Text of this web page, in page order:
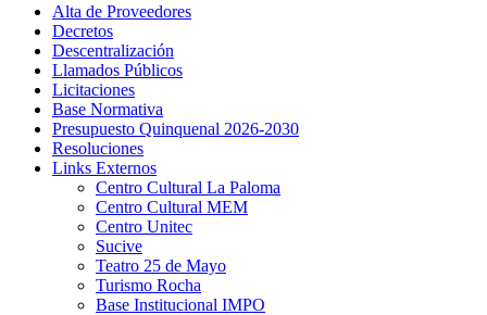
Alta de Proveedores
Decretos
Descentralización
Llamados Públicos
Licitaciones
Base Normativa
Presupuesto Quinquenal 2026-2030
Resoluciones
Links Externos
Centro Cultural La Paloma
Centro Cultural MEM
Centro Unitec
Sucive
Teatro 25 de Mayo
Turismo Rocha
Base Institucional IMPO